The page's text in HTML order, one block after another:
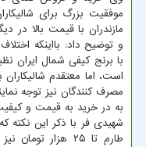
موفقیت بزرگ برای
مازندران با قیمت بالا در
و توضیح داد: بااینکه
با برنج کیفی شمال ایران
است، اما معتقدم
مصرف کنندگان نیز توجه
به در خرید به قیمت و
شهیدی فر با ذکر این نکته
طارم تا ۲۵